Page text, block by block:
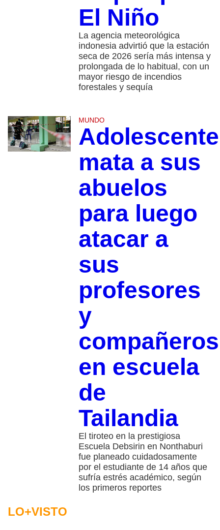
El Niño
La agencia meteorológica
indonesia advirtió que la estación
seca de 2026 sería más intensa y
prolongada de lo habitual, con un
mayor riesgo de incendios
forestales y sequía
MUNDO
Adolescente
mata a sus
abuelos
para luego
atacar a
sus
profesores
y
compañeros
en escuela
de
Tailandia
El tiroteo en la prestigiosa
Escuela Debsirin en Nonthaburi
fue planeado cuidadosamente
por el estudiante de 14 años que
sufría estrés académico, según
los primeros reportes
LO+VISTO